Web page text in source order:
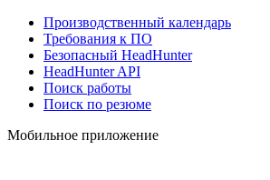
Производственный календарь
Требования к ПО
Безопасный HeadHunter
HeadHunter API
Поиск работы
Поиск по резюме
Мобильное приложение